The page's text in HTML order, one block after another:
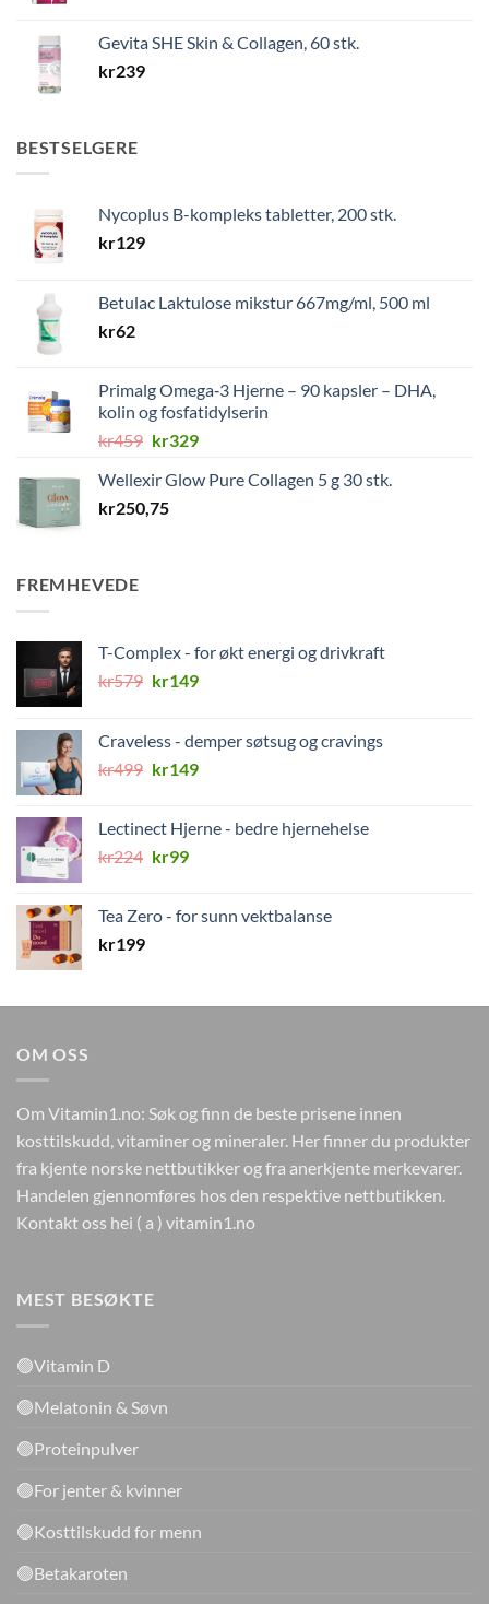
Gevita SHE Skin & Collagen, 60 stk.
kr239
BESTSELGERE
Nycoplus B-kompleks tabletter, 200 stk.
kr129
Betulac Laktulose mikstur 667mg/ml, 500 ml
kr62
Primalg Omega‑3 Hjerne – 90 kapsler – DHA,
kolin og fosfatidylserin
kr459 Opprinnelig
var:
kr459.
kr329Nåværende
er:
Wellexir Glow Pure Collagen 5 g 30 stk.
kr250,75
FREMHEVEDE
T-Complex - for økt energi og drivkraft
kr579 Opprinnelig
kr579.
kr149Nåværende
kr149.
Craveless - demper søtsug og cravings
kr499 Opprinnelig
kr499.
kr149Nåværende
kr149.
Lectinect Hjerne - bedre hjernehelse
kr224 Opprinnelig
kr224.
kr99Nåværende
kr99.
Tea Zero - for sunn vektbalanse
kr199
OM OSS
Om Vitamin1.no: Søk og finn de beste prisene innen
kosttilskudd, vitaminer og mineraler. Her finner du produkter
fra kjente norske nettbutikker og fra anerkjente merkevarer.
Handelen gjennomføres hos den respektive nettbutikken.
Kontakt oss hei ( a ) vitamin1.no
MEST BESØKTE
🟢Vitamin D
🟢Melatonin & Søvn
🟢Proteinpulver
🟢For jenter & kvinner
🟢Kosttilskudd for menn
🟢Betakaroten